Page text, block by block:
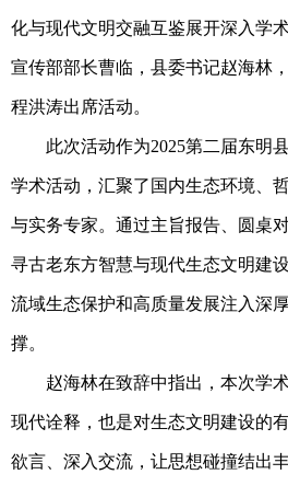
化与现代文明交融互鉴展开深入学
宣传部部长曹临，县委书记赵海林
程洪涛出席活动。
此次活动作为2025第二届东明
学术活动，汇聚了国内生态环境、
与实务专家。通过主旨报告、圆桌
寻古老东方智慧与现代生态文明建
流域生态保护和高质量发展注入深
撑。
赵海林在致辞中指出，本次学
现代诠释，也是对生态文明建设的
欲言、深入交流，让思想碰撞结出